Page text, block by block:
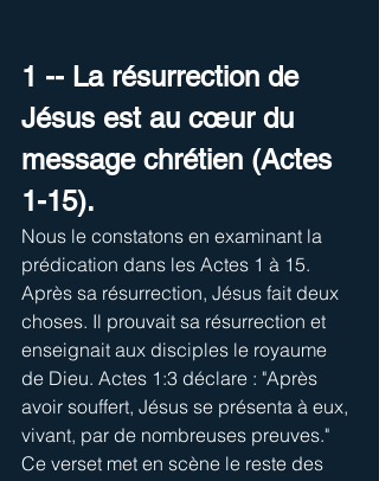
1 -- La résurrection de
Jésus est au cœur du
message chrétien (Actes
1-15).
Nous le constatons en examinant la
prédication dans les Actes 1 à 15.
Après sa résurrection, Jésus fait deux
choses. Il prouvait sa résurrection et
enseignait aux disciples le royaume
de Dieu. Actes 1:3 déclare : "Après
avoir souffert, Jésus se présenta à eux,
vivant, par de nombreuses preuves."
Ce verset met en scène le reste des